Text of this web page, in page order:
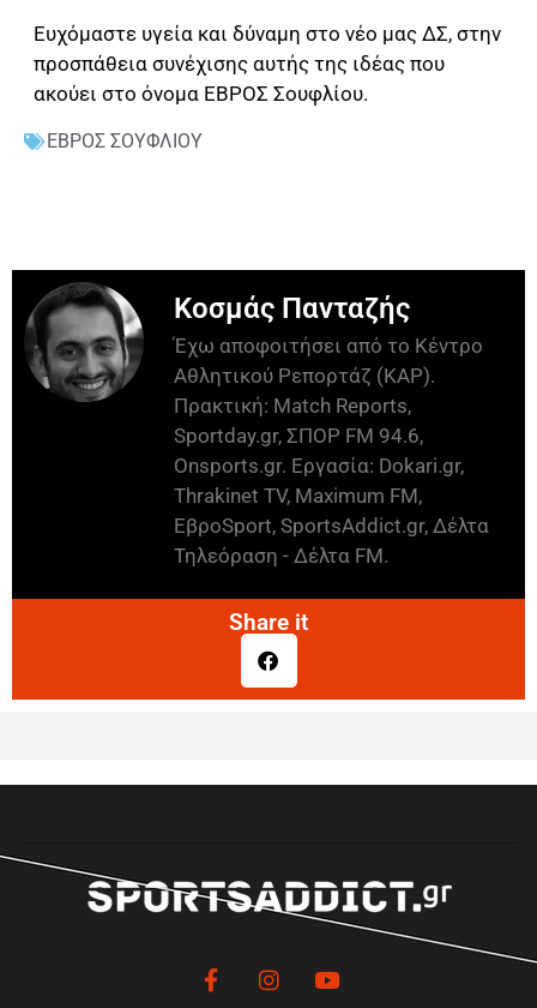
Ευχόμαστε υγεία και δύναμη στο νέο μας ΔΣ, στην
προσπάθεια συνέχισης αυτής της ιδέας που
ακούει στο όνομα ΕΒΡΟΣ Σουφλίου.
ΕΒΡΟΣ ΣΟΥΦΛΙΟΥ
Κοσμάς Πανταζής
Έχω αποφοιτήσει από το Κέντρο
Αθλητικού Ρεπορτάζ (ΚΑΡ).
Πρακτική: Match Reports,
Sportday.gr, ΣΠΟΡ FM 94.6,
Onsports.gr. Εργασία: Dokari.gr,
Thrakinet TV, Maximum FM,
ΕβροSport, SportsAddict.gr, Δέλτα
Τηλεόραση - Δέλτα FM.
Share it